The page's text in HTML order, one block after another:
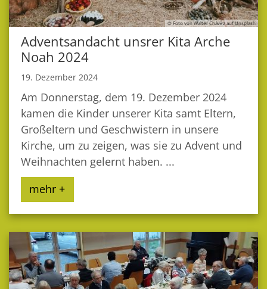
© Foto von Walter Chávez auf Unsplash
Adventsandacht unsrer Kita Arche
Noah 2024
19. Dezember 2024
Am Donnerstag, dem 19. Dezember 2024
kamen die Kinder unserer Kita samt Eltern,
Großeltern und Geschwistern in unsere
Kirche, um zu zeigen, was sie zu Advent und
Weihnachten gelernt haben. ...
mehr +